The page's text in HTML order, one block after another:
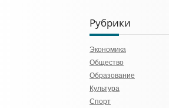
Рубрики
Экономика
Общество
Образование
Культура
Спорт